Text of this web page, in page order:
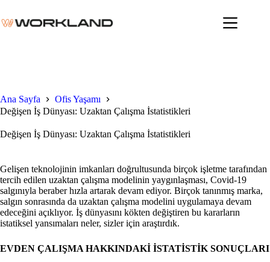
content
Ana Sayfa
Ofis Yaşamı
Değişen İş Dünyası: Uzaktan Çalışma İstatistikleri
Değişen İş Dünyası: Uzaktan Çalışma İstatistikleri
Gelişen teknolojinin imkanları doğrultusunda birçok işletme tarafından
tercih edilen uzaktan çalışma modelinin yaygınlaşması, Covid-19
salgınıyla beraber hızla artarak devam ediyor. Birçok tanınmış marka,
salgın sonrasında da uzaktan çalışma modelini uygulamaya devam
edeceğini açıklıyor. İş dünyasını kökten değiştiren bu kararların
istatiksel yansımaları neler, sizler için araştırdık.
EVDEN ÇALIŞMA HAKKINDAKİ İSTATİSTİK SONUÇLARI